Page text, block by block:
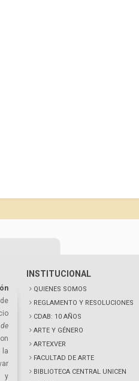
y
INSTITUCIONAL
QUIENES SOMOS
REGLAMENTO Y RESOLUCIONES
CDAB: 10 AÑOS
ARTE Y GÉNERO
ARTEXVER
FACULTAD DE ARTE
BIBLIOTECA CENTRAL UNICEN